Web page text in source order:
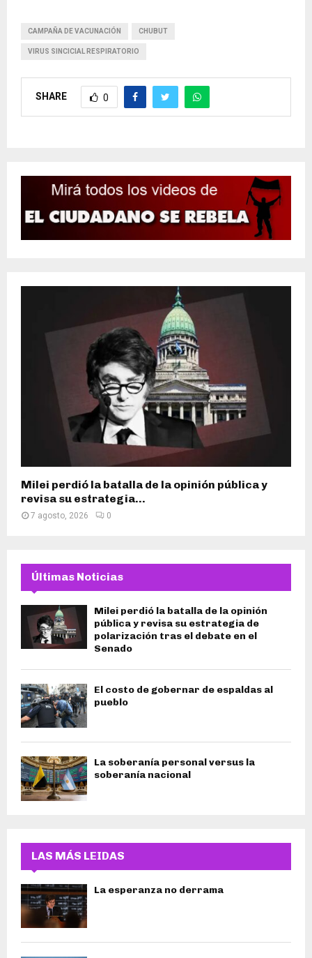
CAMPAÑA DE VACUNACIÓN CHUBUT
VIRUS SINCICIAL RESPIRATORIO
SHARE 0
Milei perdió la batalla de la opinión pública y
revisa su estrategia...
7 agosto, 2026 0
Últimas Noticias
Milei perdió la batalla de la opinión
pública y revisa su estrategia de
polarización tras el debate en el
Senado
El costo de gobernar de espaldas al
pueblo
La soberanía personal versus la
soberanía nacional
LAS MÁS LEIDAS
La esperanza no derrama